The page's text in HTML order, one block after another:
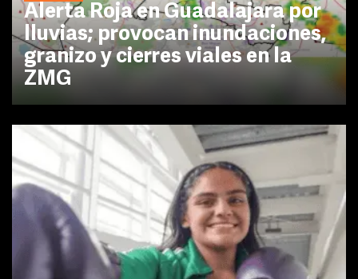
Alerta Roja en Guadalajara por
lluvias; provocan inundaciones,
granizo y cierres viales en la
ZMG